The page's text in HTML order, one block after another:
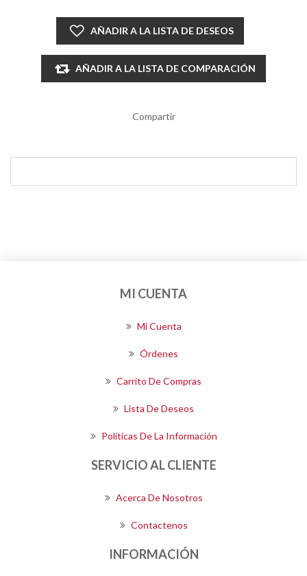
AÑADIR A LA LISTA DE DESEOS
AÑADIR A LA LISTA DE COMPARACIÓN
Compartir
MI CUENTA
Mi Cuenta
Órdenes
Carrito De Compras
Lista De Deseos
Políticas De La Información
SERVICIO AL CLIENTE
Acerca De Nosotros
Contactenos
INFORMACIÓN